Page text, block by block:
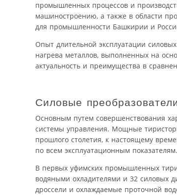
промышленных процессов и
машиностроению, а также в области
для промышленности Башкирии и
Опыт длительной эксплуатации
нагрева металлов, выполненных на
актуальность и преимущества в
Силовые
Основным путем совершенствования
системы управления. Мощные
прошлого столетия, к настоящему
по всем эксплуатационным показателям.
В первых уфимских промышленных
водяными охладителями и 32 силовых
дроссели и охлаждаемые проточной